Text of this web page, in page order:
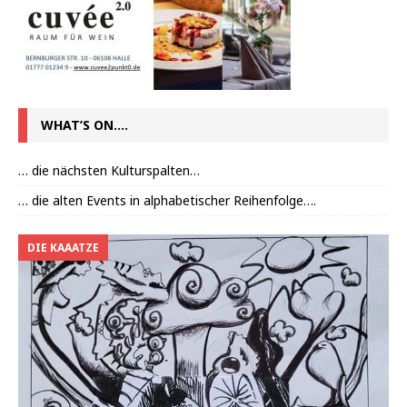
WHAT’S ON….
… die nächsten Kulturspalten…
… die alten Events in alphabetischer Reihenfolge….
DIE KAAATZE